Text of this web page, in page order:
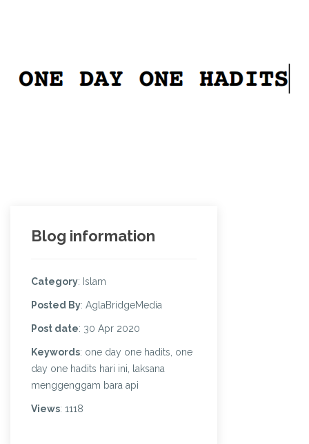
Blog information
Category: Islam
Posted By: AglaBridgeMedia
Post date: 30 Apr 2020
Keywords: one day one hadits, one
day one hadits hari ini, laksana
menggenggam bara api
Views: 1118